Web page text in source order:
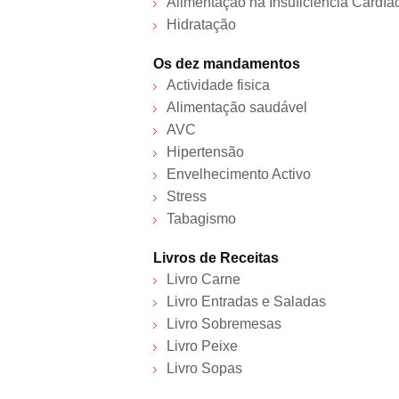
Hidratação
Os dez mandamentos
Actividade fisica
Alimentação saudável
AVC
Hipertensão
Envelhecimento Activo
Stress
Tabagismo
Livros de Receitas
Livro Carne
Livro Entradas e Saladas
Livro Sobremesas
Livro Peixe
Livro Sopas